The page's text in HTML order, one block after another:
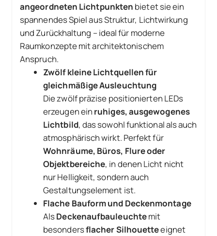
angeordneten Lichtpunkten bietet sie ein
spannendes Spiel aus Struktur, Lichtwirkung
und Zurückhaltung – ideal für moderne
Raumkonzepte mit architektonischem
Anspruch.
Zwölf kleine Lichtquellen für
gleichmäßige Ausleuchtung
Die zwölf präzise positionierten LEDs
erzeugen ein ruhiges, ausgewogenes
Lichtbild, das sowohl funktional als auch
atmosphärisch wirkt. Perfekt für
Wohnräume, Büros, Flure oder
Objektbereiche, in denen Licht nicht
nur Helligkeit, sondern auch
Gestaltungselement ist.
Flache Bauform und Deckenmontage
AlsDeckenaufbauleuchtemit
besondersflacher Silhouetteeignet